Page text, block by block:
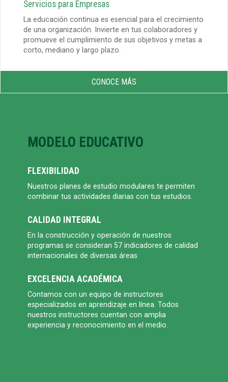
Servicios para Empresas
La educación continua es esencial para el crecimiento
de una organización. Invierte en tus colaboradores y
promueve el cumplimiento de sus objetivos y metas a
corto, mediano y largo plazo.
CONOCE MÁS
MODELO EDUCATIVO
FLEXIBILIDAD
Nuestros planes de estudio modulares te permiten
combinar tus actividades diarias con tus estudios.
CALIDAD INTEGRAL
En la construcción y operación de nuestros
programas se consideran 57 indicadores de calidad
internacionales de diversas áreas
EXCELENCIA ACADÉMICA
Contamos con un equipo de instructores
especializados en aprendizaje en línea. Todos
nuestros instructores cuentan con amplia
experiencia y reconocimiento en el medio.